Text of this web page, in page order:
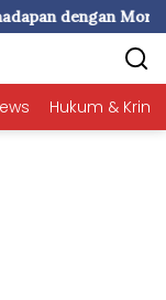
Moralitas
Hukum &